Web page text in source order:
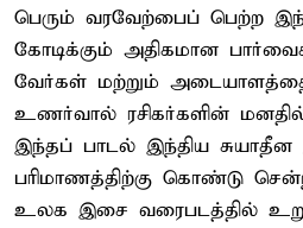
பெரும் வரவேற்பைப் பெற்ற
கோடிக்கும் அதிகமான
வேர்கள் மற்றும்
உணர்வால் ரசிகர்களின்
இந்தப் பாடல் இந்திய சுயாதீன
பரிமாணத்திற்கு கொண்டு
உலக இசை வரைபடத்தில்